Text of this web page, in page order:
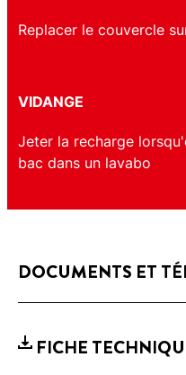
Replacer le couvercle
VIDANGE
Jeter la recharge
bac dans un lavabo
DOCUMENTS ET
FICHE